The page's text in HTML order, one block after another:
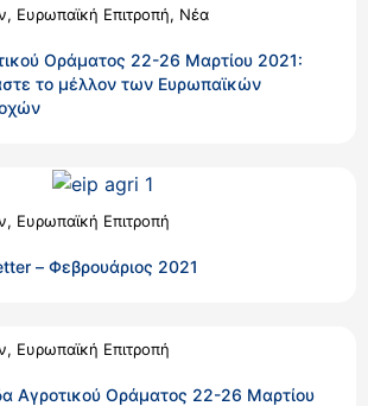
, Ευρωπαϊκή Επιτροπή, Νέα
Οράματος 22-26 Μαρτίου 2021:
το μέλλον των Ευρωπαϊκών
, Ευρωπαϊκή Επιτροπή
– Φεβρουάριος 2021
, Ευρωπαϊκή Επιτροπή
Αγροτικού Οράματος 22-26 Μαρτίου